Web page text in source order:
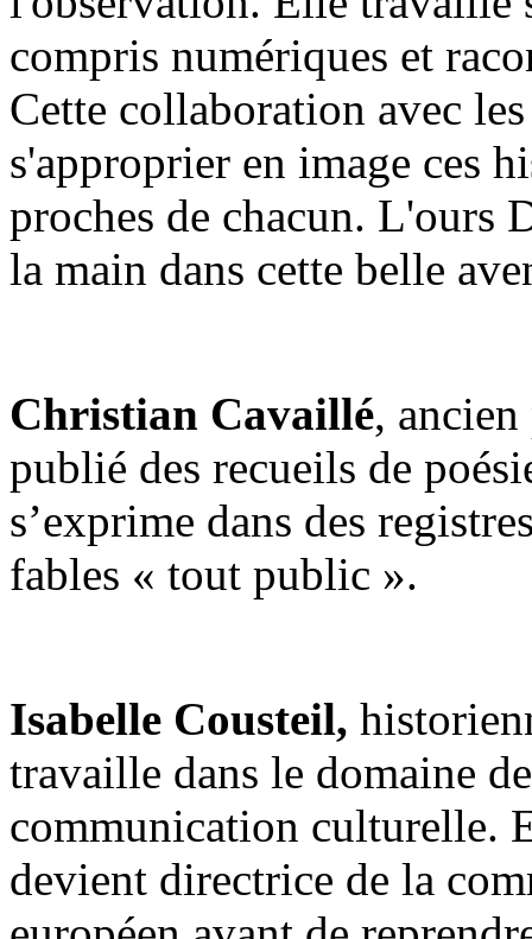
compris numériques et
Cette collaboration avec
s'approprier en image ces
proches de chacun. L'ours
la main dans cette belle
Christian Cavaillé, ancien
publié des recueils de
s’exprime dans des
fables « tout public ».
Isabelle Cousteil,
travaille dans le domaine
communication culturelle.
devient directrice de la